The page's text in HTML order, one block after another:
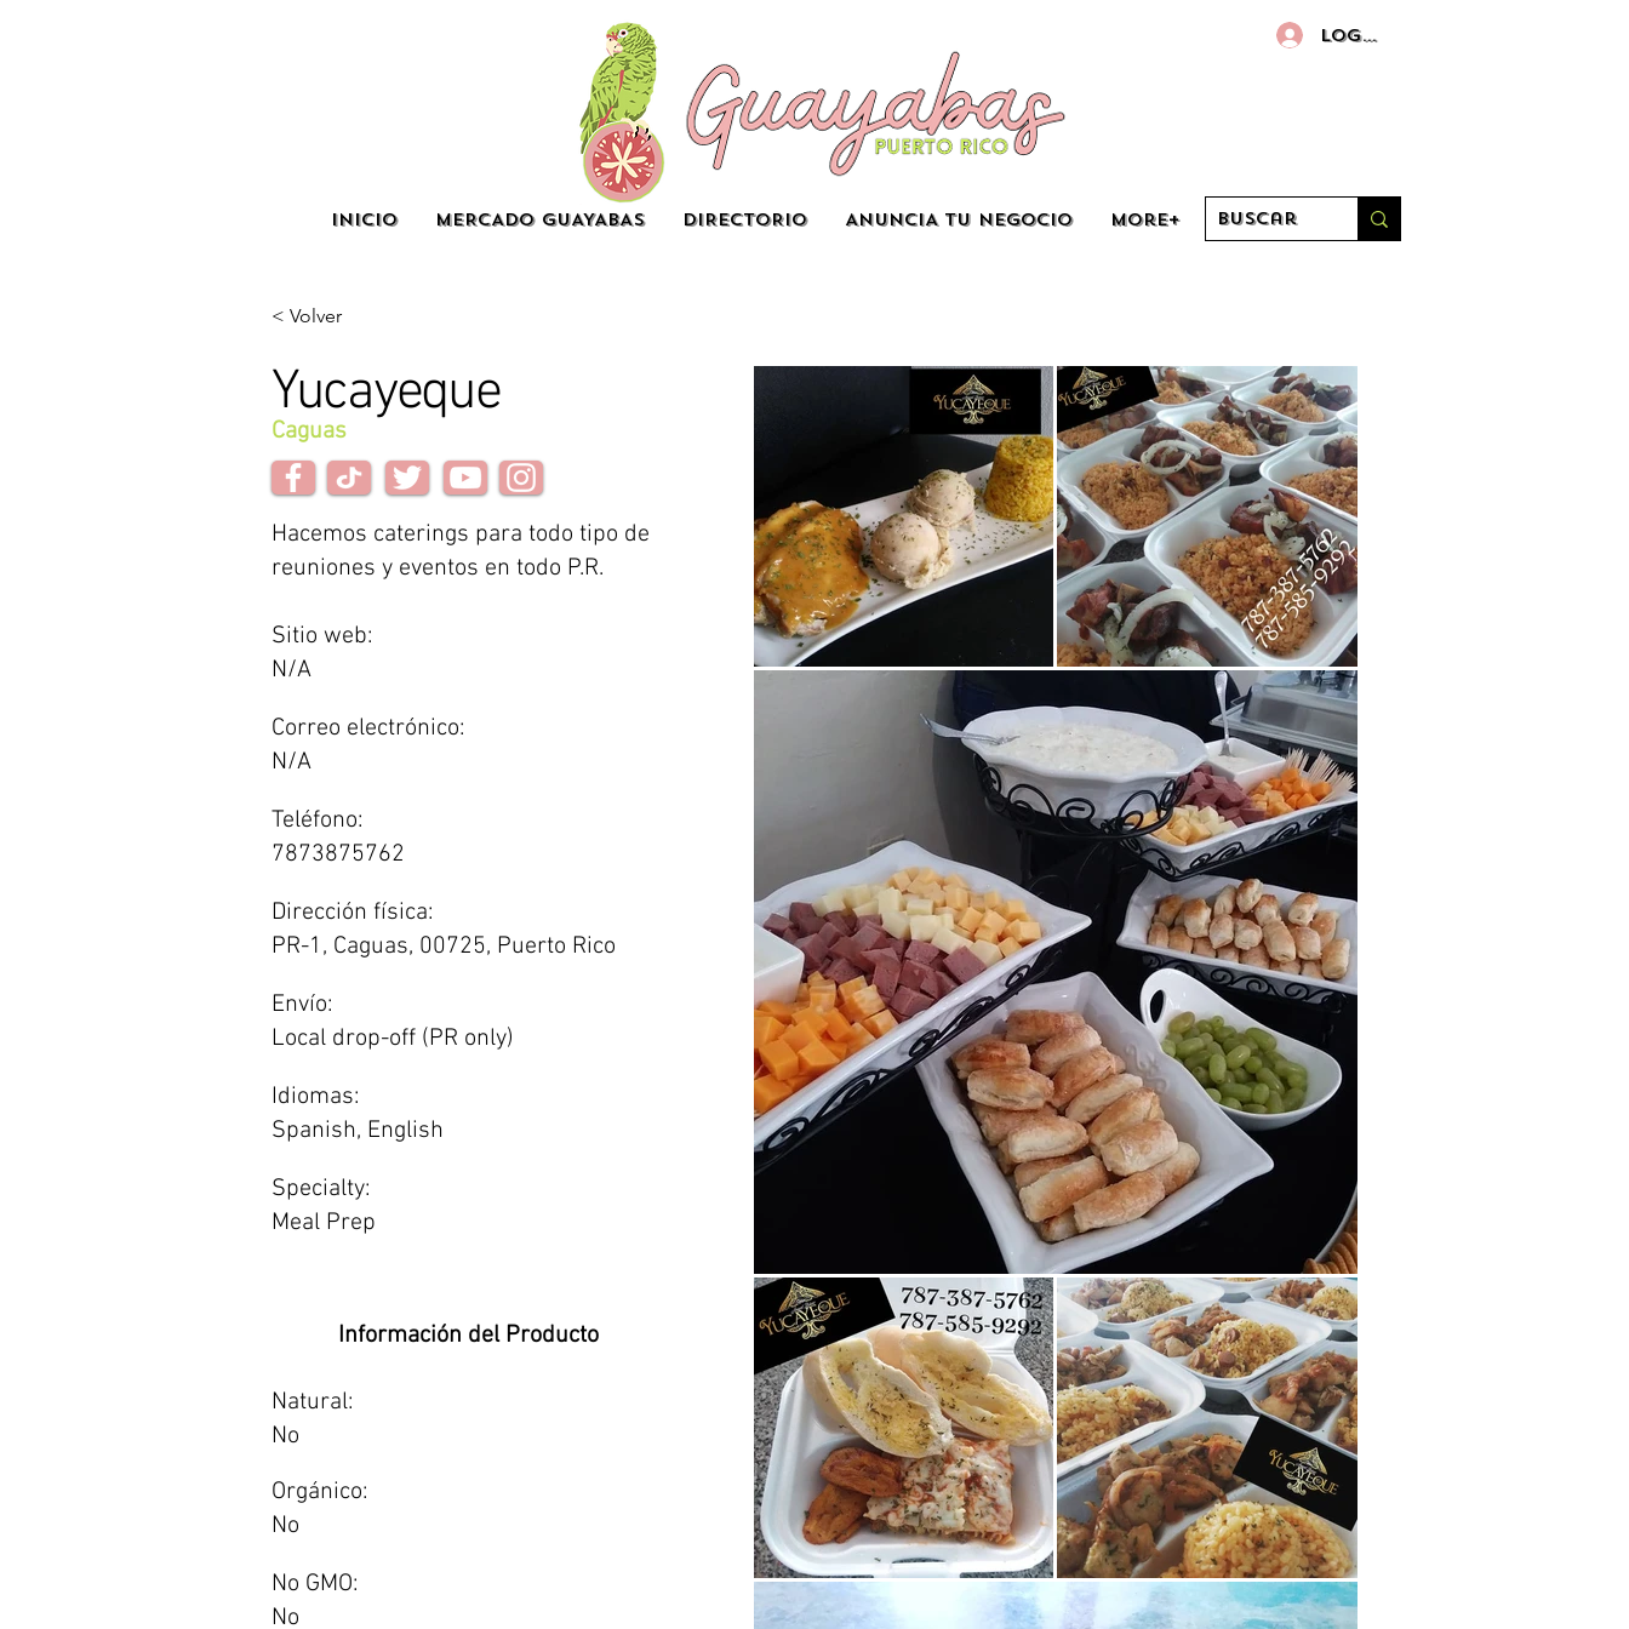
INICIO MERCADO GUAYABAS DIRECTORIO ANUNCIA TU NEGOCIO More+
Log in
< Volver
Yucayeque
Caguas
Hacemos caterings para todo tipo de
reuniones y eventos en todo P.R.
Sitio web:
N/A
Correo electrónico:
N/A
Teléfono:
7873875762
Dirección física:
PR-1, Caguas, 00725, Puerto Rico
Envío:
Local drop-off (PR only)
Idiomas:
Spanish, English
Specialty:
Meal Prep
Información del Producto
Natural:
No
Orgánico:
No
No GMO:
No